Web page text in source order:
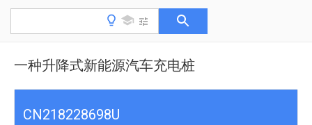
一种升降式新能源汽车充电桩
CN218228698U